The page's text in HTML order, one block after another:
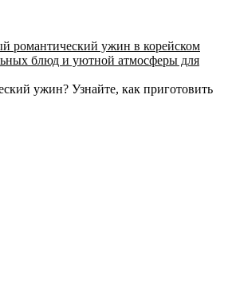
романтический ужин в корейском
блюд и уютной атмосферы для
ужин? Узнайте, как приготовить